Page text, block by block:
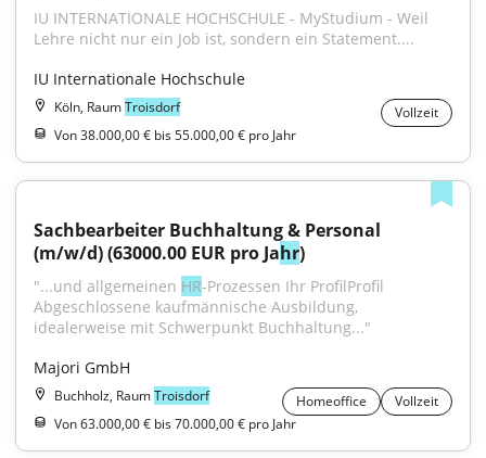
IU INTERNATIONALE HOCHSCHULE - MyStudium - Weil
Lehre nicht nur ein Job ist, sondern ein Statement....
IU Internationale Hochschule
Köln, RaumTroisdorf
Vollzeit
Von 38.000,00 € bis 55.000,00 € pro Jahr
Sachbearbeiter Buchhaltung & Personal
(m/w/d) (63000.00 EUR pro Jahr)
"...und allgemeinen HR-Prozessen Ihr ProfilProfil
Abgeschlossene kaufmännische Ausbildung,
idealerweise mit Schwerpunkt Buchhaltung..."
Majori GmbH
Buchholz, RaumTroisdorf Homeoffice
Vollzeit
Von 63.000,00 € bis 70.000,00 € pro Jahr